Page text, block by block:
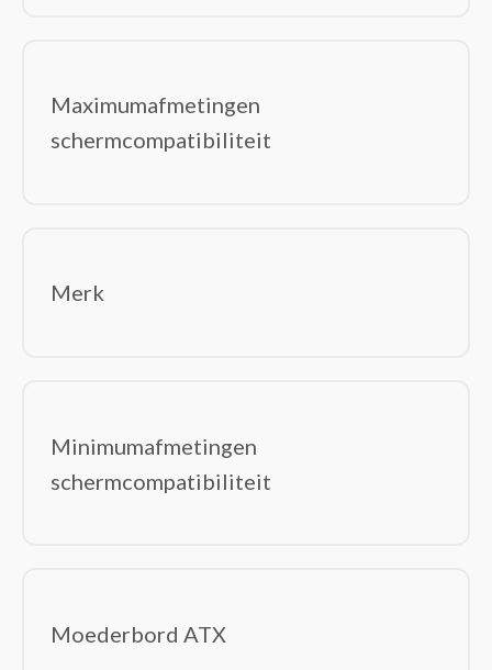
Maximumafmetingen
schermcompatibiliteit
Merk
Minimumafmetingen
schermcompatibiliteit
Moederbord ATX